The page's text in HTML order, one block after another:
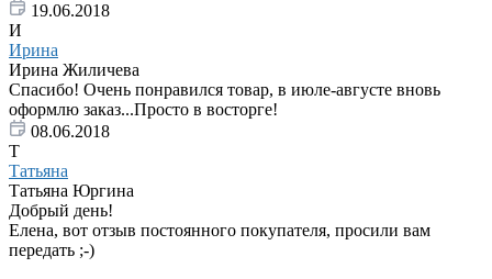
19.06.2018
И
Ирина
Ирина Жиличева
Спасибо! Очень понравился товар, в июле-августе вновь
оформлю заказ...Просто в восторге!
08.06.2018
Т
Татьяна
Татьяна Юргина
Добрый день!
Елена, вот отзыв постоянного покупателя, просили вам
передать ;-)